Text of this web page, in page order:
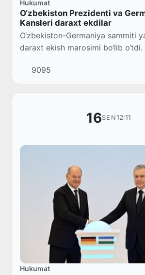
Hukumat
O‘zbekiston Prezidenti va
Kansleri daraxt ekdilar
O‘zbekiston-Germaniya sammiti
daraxt ekish marosimi bo‘lib o‘tdi.
9095
16SEN12:11
Hukumat